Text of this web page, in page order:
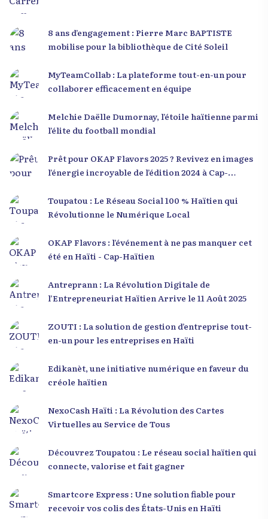
8 ans d’engagement : Pierre Marc BAPTISTE
mobilise pour la bibliothèque de Cité Soleil
MyTeamCollab : La plateforme tout-en-un pour
collaborer efficacement en équipe
Melchie Daëlle Dumornay, l’étoile haïtienne parmi
l’élite du football mondial
Prêt pour OKAP Flavors 2025 ? Revivez en images
l’énergie incroyable de l’édition 2024 à Cap-
Toupatou : Le Réseau Social 100 % Haïtien qui
Révolutionne le Numérique Local
OKAP Flavors : l’événement à ne pas manquer cet
été en Haïti - Cap-Haïtien
Antreprann : La Révolution Digitale de
l’Entrepreneuriat Haïtien Arrive le 11 Août 2025
ZOUTI : La solution de gestion d’entreprise tout-
en-un pour les entreprises en Haïti
Edikanèt, une initiative numérique en faveur du
créole haïtien
NexoCash Haïti : La Révolution des Cartes
Virtuelles au Service de Tous
Découvrez Toupatou : Le réseau social haïtien qui
connecte, valorise et fait gagner
Smartcore Express : Une solution fiable pour
recevoir vos colis des États-Unis en Haïti